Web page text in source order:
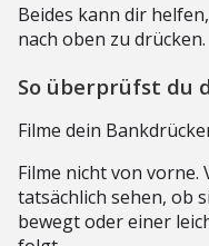
Beides kann dir
nach oben zu drücken.
So überprüfst du
Filme dein
Filme nicht von vorne.
tatsächlich sehen, ob
bewegt oder einer